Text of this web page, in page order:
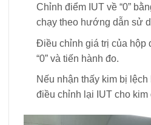
Chỉnh điểm IUT về “0”
chạy theo hướng dẫn sử
Điều chỉnh giá trị của hộp
“0” và tiến hành đo.
Nếu nhận thấy kim bị lệch
điều chỉnh lại IUT cho kim